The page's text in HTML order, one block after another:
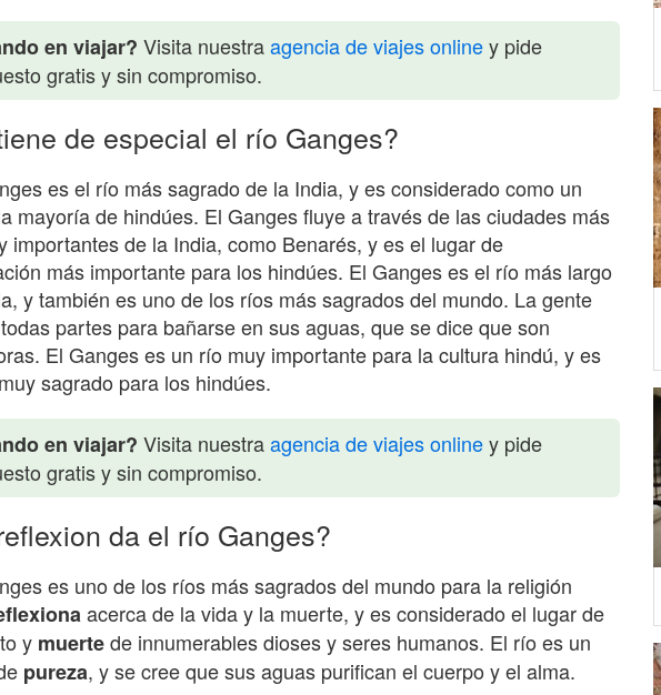
en viajar? Visita nuestraagencia de viajes onliney pide
gratis y sin compromiso.
de especial el río Ganges?
es el río más sagrado de la India, y es considerado como un
mayoría de hindúes. El Ganges fluye a través de las ciudades más
importantes de la India, como Benarés, y es el lugar de
más importante para los hindúes. El Ganges es el río más largo
y también es uno de los ríos más sagrados del mundo. La gente
partes para bañarse en sus aguas, que se dice que son
El Ganges es un río muy importante para la cultura hindú, y es
sagrado para los hindúes.
en viajar? Visita nuestraagencia de viajes onliney pide
gratis y sin compromiso.
da el río Ganges?
es uno de los ríos más sagrados del mundo para la religión
acerca de la vida y la muerte, y es considerado el lugar de
y muertede innumerables dioses y seres humanos. El río es un
pureza, y se cree que sus aguas purifican el cuerpo y el alma.